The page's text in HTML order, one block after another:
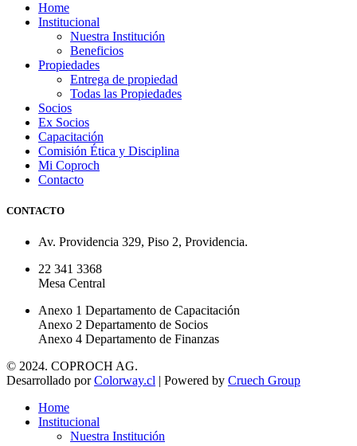
Home
Institucional
Nuestra Institución
Beneficios
Propiedades
Entrega de propiedad
Todas las Propiedades
Socios
Ex Socios
Capacitación
Comisión Ética y Disciplina
Mi Coproch
Contacto
CONTACTO
Av. Providencia 329, Piso 2, Providencia.
22 341 3368
Mesa Central
Anexo 1 Departamento de Capacitación
Anexo 2 Departamento de Socios
Anexo 4 Departamento de Finanzas
© 2024. COPROCH AG.
Desarrollado porColorway.cl | Powered by Cruech Group
Home
Institucional
Nuestra Institución